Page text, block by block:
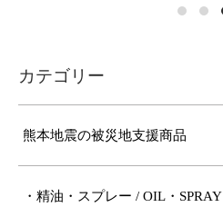
カテゴリー
熊本地震の被災地支援商品
・精油・スプレー / OIL・SPRAY